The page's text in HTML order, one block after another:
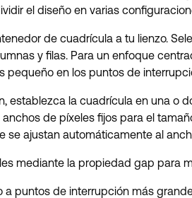
el diseño en varias
de cuadrícula a tu lienzo.
y filas. Para un enfoque
pequeño en los puntos de
establezca la cuadrícula en una o
de píxeles fijos para el
se ajustan automáticamente al
mediante la propiedad gap para
puntos de interrupción más